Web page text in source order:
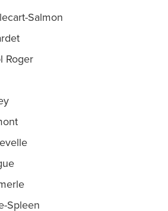
Salmon
Roger
Spleen